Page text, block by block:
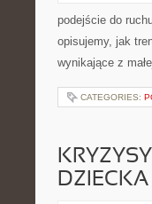
podejście do
opisujemy, jak
wynikające z
CATEGORIES: